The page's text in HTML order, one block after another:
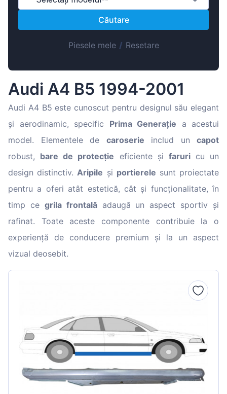
Lietuvių
Slovenian
Latvian
Slovenčina
Căutare
Piesele mele/ Resetare
Audi A4 B5 1994-2001
Audi A4 B5 este cunoscut pentru designul său elegant
și aerodinamic, specific Prima Generație a acestui
model. Elementele de caroserie includ un capot
robust, bare de protecție eficiente și faruricu un
design distinctiv. Aripile și portierele sunt proiectate
pentru a oferi atât estetică, cât și funcționalitate, în
timp ce grila frontalăadaugă un aspect sportiv și
rafinat. Toate aceste componente contribuie la o
experiență de conducere premium și la un aspect
vizual deosebit.